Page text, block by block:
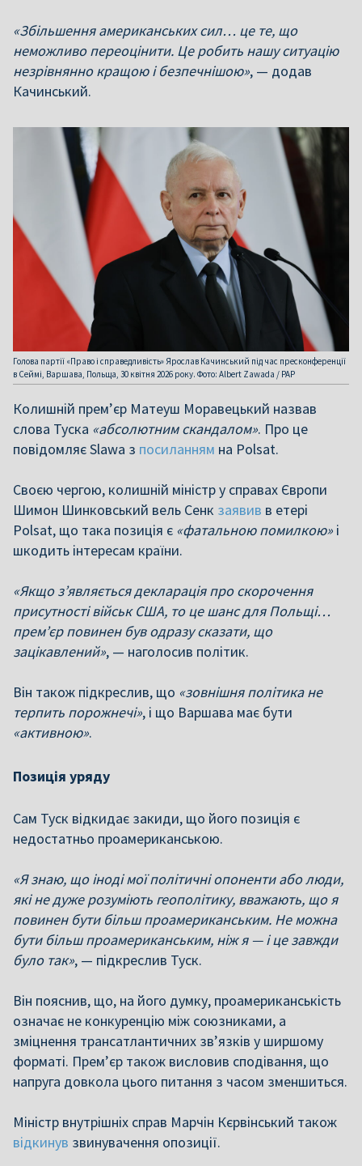
«Збільшення американських сил… це те, що
неможливо переоцінити. Це робить нашу ситуацію
незрівнянно кращою і безпечнішою», — додав
Качинський.
Голова партії «Право і справедливість» Ярослав Качинський під час пресконференції
в Сеймі, Варшава, Польща, 30 квітня 2026 року. Фото: Albert Zawada / PAP
Колишній прем’єр Матеуш Моравецький назвав
слова Туска «абсолютним скандалом». Про це
повідомляє Slawa з посиланням на Polsat.
Своєю чергою, колишній міністр у справах Європи
Шимон Шинковський вель Сенк заявив в етері
Polsat, що така позиція є «фатальною помилкою» і
шкодить інтересам країни.
«Якщо з’являється декларація про скорочення
присутності військ США, то це шанс для Польщі…
прем’єр повинен був одразу сказати, що
зацікавлений», — наголосив політик.
Він також підкреслив, що «зовнішня політика не
терпить порожнечі», і що Варшава має бути
«активною».
Позиція уряду
Сам Туск відкидає закиди, що його позиція є
недостатньо проамериканською.
«Я знаю, що іноді мої політичні опоненти або люди,
які не дуже розуміють геополітику, вважають, що я
повинен бути більш проамериканським. Не можна
бути більш проамериканським, ніж я — і це завжди
було так», — підкреслив Туск.
Він пояснив, що, на його думку, проамериканськість
означає не конкуренцію між союзниками, а
зміцнення трансатлантичних зв’язків у ширшому
форматі. Прем’єр також висловив сподівання, що
напруга довкола цього питання з часом зменшиться.
Міністр внутрішніх справ Марчін Кєрвінський також
відкинув звинувачення опозиції.